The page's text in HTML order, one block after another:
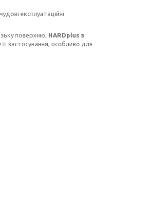
експлуатаційні
поверхню, HARDplus з
застосування, особливо для